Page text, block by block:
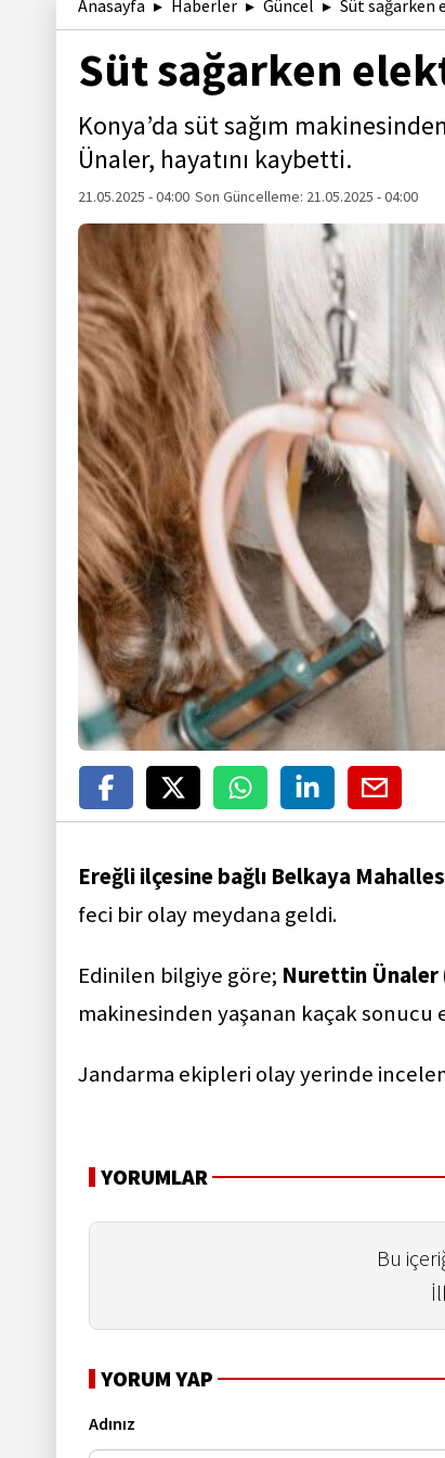
Anasayfa Haberler Güncel Süt sağarken
Süt sağarken
Konya’da süt sağım
Ünaler, hayatını kaybetti.
21.05.2025 - 04:00 Son Güncelleme: 21.05.2025 - 04:00
Ereğli ilçesine bağlı Belkaya
feci bir olay meydana geldi.
Edinilen bilgiye göre; Nurettin Ünaler
makinesinden yaşanan kaçak sonucu
Jandarma ekipleri olay yerinde
YORUMLAR
Bu
YORUM YAP
Adınız